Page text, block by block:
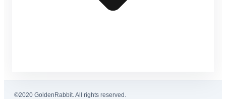
©2020 GoldenRabbit. All rights reserved.